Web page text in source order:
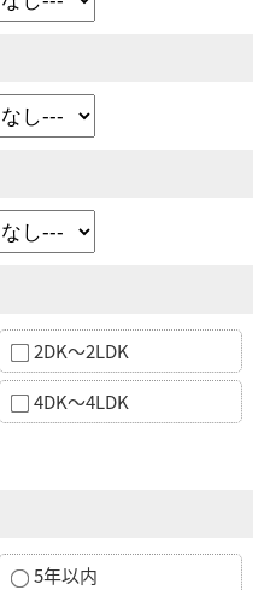
2DK～2LDK
4DK～4LDK
5年以内